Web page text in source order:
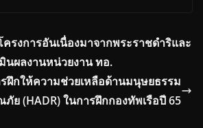
รงการอันเนื่องมาจากพระราชดำริและ
นผลงานหน่วยงาน ทอ.
รฝึกให้ความช่วยเหลือด้านมนุษยธรรม
ย (HADR) ในการฝึกกองทัพเรือปี 65